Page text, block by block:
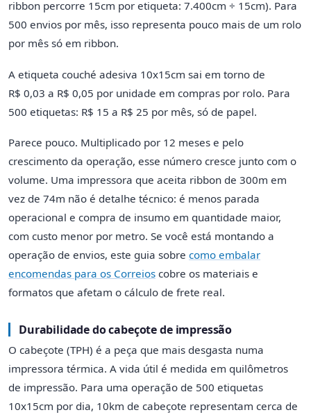
ribbon percorre 15cm por etiqueta: 7.400cm ÷ 15cm). Para
500 envios por mês, isso representa pouco mais de um rolo
por mês só em ribbon.
A etiqueta couché adesiva 10x15cm sai em torno de
R$ 0,03 a R$ 0,05 por unidade em compras por rolo. Para
500 etiquetas: R$ 15 a R$ 25 por mês, só de papel.
Parece pouco. Multiplicado por 12 meses e pelo
crescimento da operação, esse número cresce junto com o
volume. Uma impressora que aceita ribbon de 300m em
vez de 74m não é detalhe técnico: é menos parada
operacional e compra de insumo em quantidade maior,
com custo menor por metro. Se você está montando a
operação de envios, este guia sobre como embalar
encomendas para os Correios cobre os materiais e
formatos que afetam o cálculo de frete real.
Durabilidade do cabeçote de impressão
O cabeçote (TPH) é a peça que mais desgasta numa
impressora térmica. A vida útil é medida em quilômetros
de impressão. Para uma operação de 500 etiquetas
10x15cm por dia, 10km de cabeçote representam cerca de